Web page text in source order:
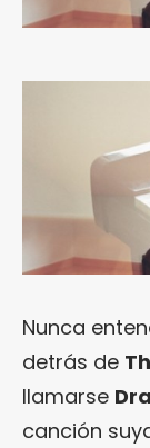
Nunca
detrás de
llamarse
canción